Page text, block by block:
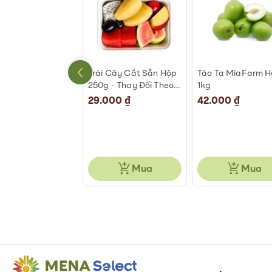
Trái Cây Cắt Sẵn Hộp
250g - Thay Đổi Theo
Ngày
29.000 ₫
Mua
Táo Ta MiaFarm
1kg
42.000 ₫
Mua